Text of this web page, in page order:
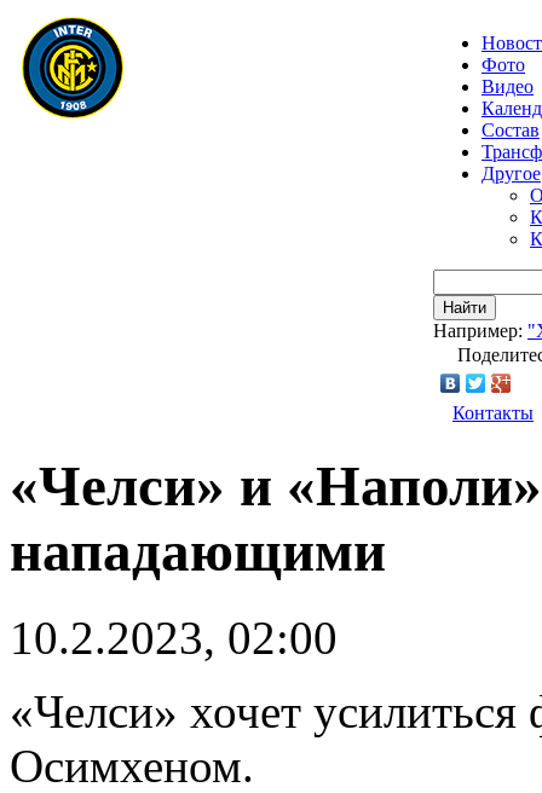
Фото
Видео
Состав
Другое
Найти
Например:
Контакты
«Челси» и
нападающими
10.2.2023, 02:00
«Челси» хочет
Осимхеном.